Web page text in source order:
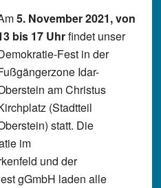
5. November 2021, von
bis 17 Uhrfindet unser
Fest in der
Idar-
am Christus
(Stadtteil
statt. Die
im
und der
gGmbH laden alle